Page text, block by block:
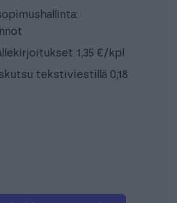
1,35 €/kpl
tekstiviestillä 0,18